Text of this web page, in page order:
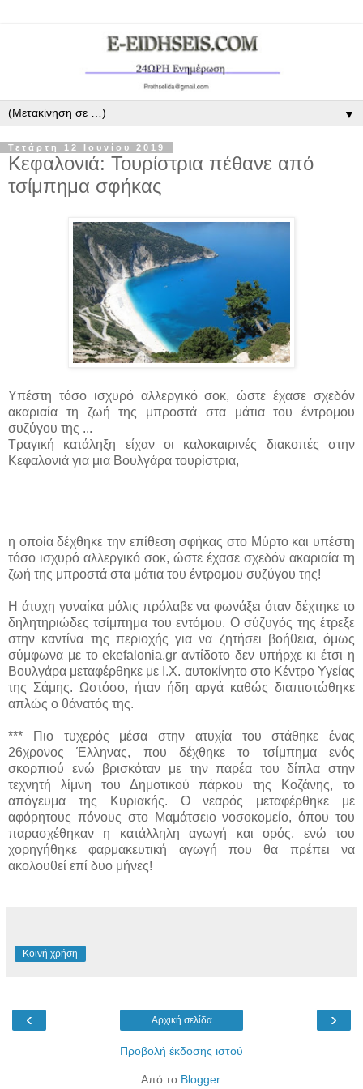
▼
Τετάρτη 12 Ιουνίου 2019
Κεφαλονιά: Τουρίστρια πέθανε από
τσίμπημα σφήκας
Υπέστη τόσο ισχυρό αλλεργικό σοκ, ώστε έχασε σχεδόν
ακαριαία τη ζωή της μπροστά στα μάτια του έντρομου
συζύγου της ...
Τραγική κατάληξη είχαν οι καλοκαιρινές διακοπές στην
Κεφαλονιά για μια Βουλγάρα τουρίστρια,
η οποία δέχθηκε την επίθεση σφήκας στο Μύρτο και υπέστη
τόσο ισχυρό αλλεργικό σοκ, ώστε έχασε σχεδόν ακαριαία τη
ζωή της μπροστά στα μάτια του έντρομου συζύγου της!
Η άτυχη γυναίκα μόλις πρόλαβε να φωνάξει όταν δέχτηκε το
δηλητηριώδες τσίμπημα του εντόμου. Ο σύζυγός της έτρεξε
στην καντίνα της περιοχής για να ζητήσει βοήθεια, όμως
σύμφωνα με το ekefalonia.gr αντίδοτο δεν υπήρχε κι έτσι η
Βουλγάρα μεταφέρθηκε με Ι.Χ. αυτοκίνητο στο Κέντρο Υγείας
της Σάμης. Ωστόσο, ήταν ήδη αργά καθώς διαπιστώθηκε
απλώς ο θάνατός της.
*** Πιο τυχερός μέσα στην ατυχία του στάθηκε ένας
26χρονος Έλληνας, που δέχθηκε το τσίμπημα ενός
σκορπιού ενώ βρισκόταν με την παρέα του δίπλα στην
τεχνητή λίμνη του Δημοτικού πάρκου της Κοζάνης, το
απόγευμα της Κυριακής. Ο νεαρός μεταφέρθηκε με
αφόρητους πόνους στο Μαμάτσειο νοσοκομείο, όπου του
παρασχέθηκαν η κατάλληλη αγωγή και ορός, ενώ του
χορηγήθηκε φαρμακευτική αγωγή που θα πρέπει να
ακολουθεί επί δυο μήνες!
Κοινή χρήση
‹ ›
Αρχική σελίδα
Προβολή έκδοσης ιστού
Από το Blogger.